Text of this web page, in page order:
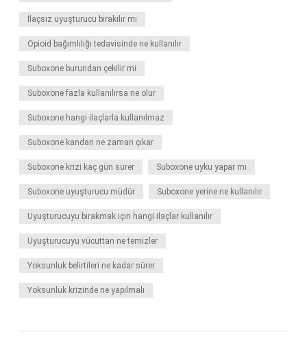
İlaçsız uyuşturucu bırakılır mı
Opioid bağımlılığı tedavisinde ne kullanılır
Suboxone burundan çekilir mi
Suboxone fazla kullanılırsa ne olur
Suboxone hangi ilaçlarla kullanılmaz
Suboxone kandan ne zaman çıkar
Suboxone krizi kaç gün sürer Suboxone uyku yapar mı
Suboxone uyuşturucu müdür Suboxone yerine ne kullanılır
Uyuşturucuyu bırakmak için hangi ilaçlar kullanılır
Uyuşturucuyu vücuttan ne temizler
Yoksunluk belirtileri ne kadar sürer
Yoksunluk krizinde ne yapılmalı